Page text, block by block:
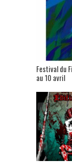
Festival du
au 10 avril